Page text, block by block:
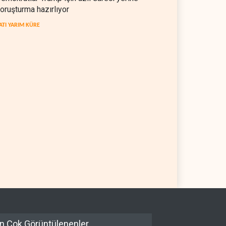
hazırlıyor
YARIM KÜRE
Çok Görüntülenenler